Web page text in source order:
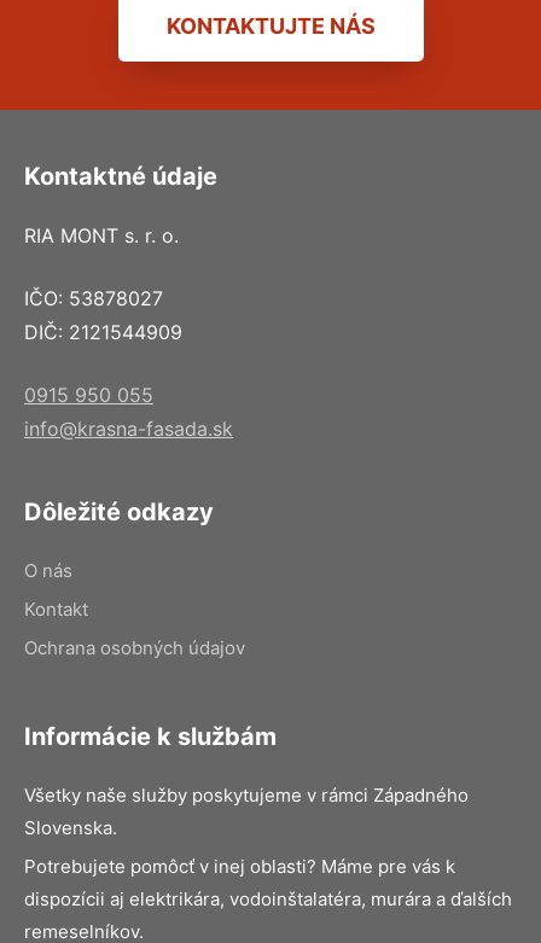
KONTAKTUJTE NÁS
Kontaktné údaje
RIA MONT s. r. o.
IČO: 53878027
DIČ: 2121544909
0915 950 055
info@krasna-fasada.sk
Dôležité odkazy
O nás
Kontakt
Ochrana osobných údajov
Informácie k službám
Všetky naše služby poskytujeme v rámci Západného
Slovenska.
Potrebujete pomôcť v inej oblasti? Máme pre vás k
dispozícii aj elektrikára, vodoinštalatéra, murára a ďalších
remeselníkov.